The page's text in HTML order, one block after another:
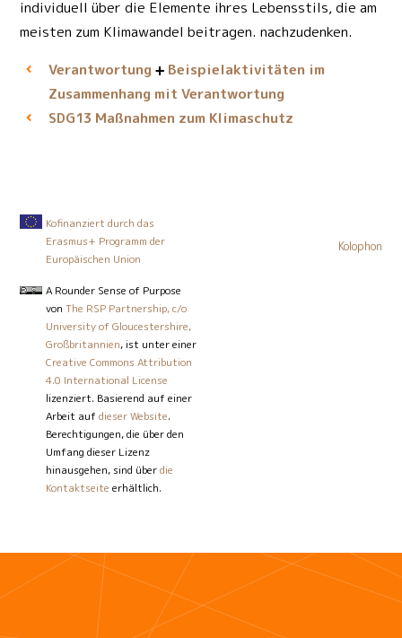
individuell über die Elemente ihres Lebensstils, die am
meisten zum Klimawandel beitragen. nachzudenken.
Verantwortung
Beispielaktivitäten im
Zusammenhang mit Verantwortung
SDG13 Maßnahmen zum Klimaschutz
Kofinanziert durch das
Erasmus+ Programm der
Europäischen Union
A Rounder Sense of Purpose
vonThe RSP Partnership, c/o
University of Gloucestershire,
Großbritannien, ist unter einer
Creative Commons Attribution
4.0 International License
lizenziert. Basierend auf einer
Arbeit aufdieser Website.
Berechtigungen, die über den
Umfang dieser Lizenz
hinausgehen, sind überdie
Kontaktseite erhältlich.
Kolophon